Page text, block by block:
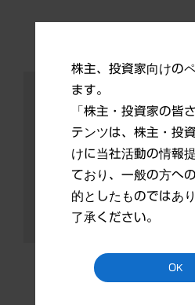
PDFファイルを表示す
Readerの最新バージョ
されている必要がありま
株主、投資家向けの
ます。
「株主・投資家の皆
テンツは、株主・投
けに当社活動の情報
ており、一般の方へ
的としたものではあ
了承ください。
OK